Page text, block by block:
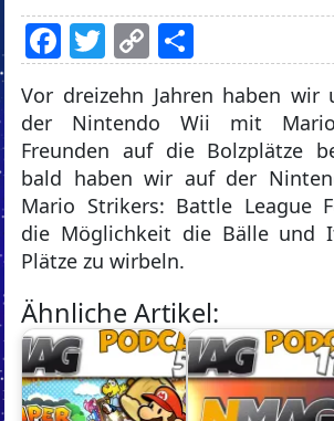
Facebook
Twitter
Copy
Link
Vor dreizehn Jahren haben wir
der Nintendo Wii mit
Freunden auf die Bolzplätze
bald haben wir auf der
Mario Strikers: Battle League
die Möglichkeit die Bälle und
Plätze zu wirbeln.
Ähnliche Artikel: